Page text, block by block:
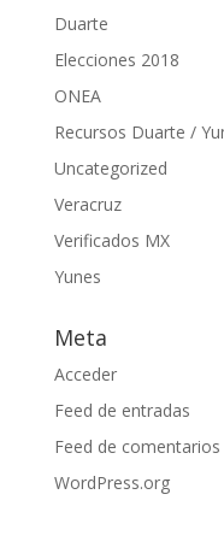
Duarte
Elecciones 2018
ONEA
Recursos Duarte /
Uncategorized
Veracruz
Verificados MX
Yunes
Meta
Acceder
Feed de entradas
Feed de comentarios
WordPress.org